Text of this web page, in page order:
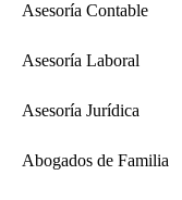
Asesoría Contable
Asesoría Laboral
Asesoría Jurídica
Abogados de Familia